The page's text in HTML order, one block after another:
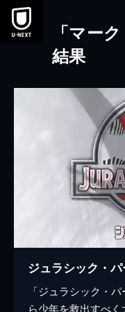
本文へスキップ
「マー
結果
ジュラシック・
「ジュラシック・
ら少年を救出すべく